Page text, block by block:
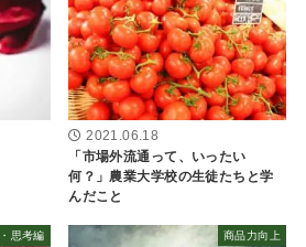
2021.06.18
「市場外流通って、いったい
何？」農業大学校の生徒たちと学
んだこと
思考編 商品力向上